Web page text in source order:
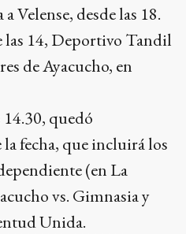
Velense, desde las 18.
14, Deportivo Tandil
de Ayacucho, en
14.30, quedó
fecha, que incluirá los
(en La
vs. Gimnasia y
Unida.